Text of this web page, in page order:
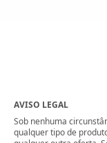
AVISO LEGAL
Sob nenhuma
qualquer tipo de